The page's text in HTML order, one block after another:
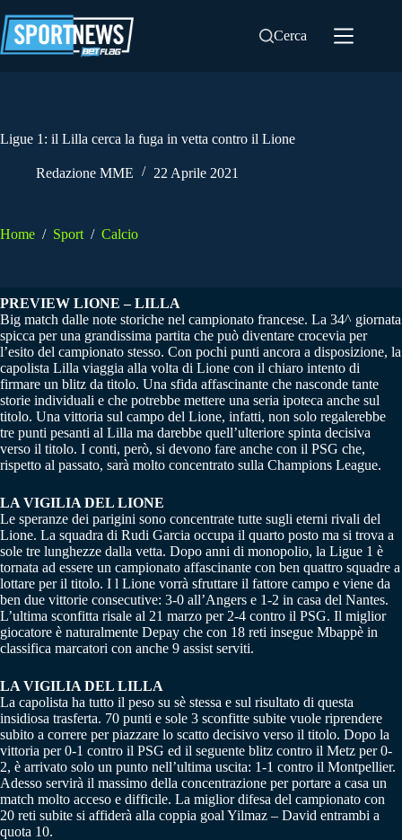
al
contenuto
Cerca
Ligue 1: il Lilla cerca la fuga in vetta contro il Lione
Redazione MME 22 Aprile 2021
Home / Sport / Calcio
PREVIEW LIONE – LILLA
Big match dalle note storiche nel campionato francese. La 34^ giornata
spicca per una grandissima partita che può diventare crocevia per
l’esito del campionato stesso. Con pochi punti ancora a disposizione, la
capolista Lilla viaggia alla volta di Lione con il chiaro intento di
firmare un blitz da titolo. Una sfida affascinante che nasconde tante
storie individuali e che potrebbe mettere una seria ipoteca anche sul
titolo. Una vittoria sul campo del Lione, infatti, non solo regalerebbe
tre punti pesanti al Lilla ma darebbe quell’ulteriore spinta decisiva
verso il titolo. I conti, però, si devono fare anche con il PSG che,
rispetto al passato, sarà molto concentrato sulla Champions League.
LA VIGILIA DEL LIONE
Le speranze dei parigini sono concentrate tutte sugli eterni rivali del
Lione. La squadra di Rudi Garcia occupa il quarto posto ma si trova a
sole tre lunghezze dalla vetta. Dopo anni di monopolio, la Ligue 1 è
tornata ad essere un campionato affascinante con ben quattro squadre a
lottare per il titolo. I l Lione vorrà sfruttare il fattore campo e viene da
ben due vittorie consecutive: 3-0 all’Angers e 1-2 in casa del Nantes.
L’ultima sconfitta risale al 21 marzo per 2-4 contro il PSG. Il miglior
giocatore è naturalmente Depay che con 18 reti insegue Mbappè in
classifica marcatori con anche 9 assist serviti.
LA VIGILIA DEL LILLA
La capolista ha tutto il peso su sè stessa e sul risultato di questa
insidiosa trasferta. 70 punti e sole 3 sconfitte subite vuole riprendere
subito a correre per piazzare lo scatto decisivo verso il titolo. Dopo la
vittoria per 0-1 contro il PSG ed il seguente blitz contro il Metz per 0-
2, è arrivato solo un punto nell’ultima uscita: 1-1 contro il Montpellier.
Adesso servirà il massimo della concentrazione per portare a casa un
match molto acceso e difficile. La miglior difesa del campionato con
20 reti subite si affiderà alla coppia goal Yilmaz – David entrambi a
quota 10.